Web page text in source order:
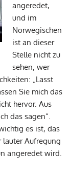
angeredet,
und im
Norwegischen
ist an dieser
Stelle nicht zu
sehen, wer
„Lasst
Sie mich das
hervor. Aus
das sagen“.
es ist, das
lauter Aufregung
angeredet wird.